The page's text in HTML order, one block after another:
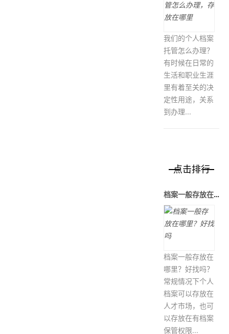
我们的个人档案
托管怎么办理？
有时候在日常的
生活和职业生涯
里有着至关的决
定性用途，关系
到办理...
点击排行
档案一般存放在哪里？好找吗
档案一般存放在
哪里？好找吗？
常规情况下个人
档案可以存放在
人才市场，也可
以存放在有档案
保管权限...